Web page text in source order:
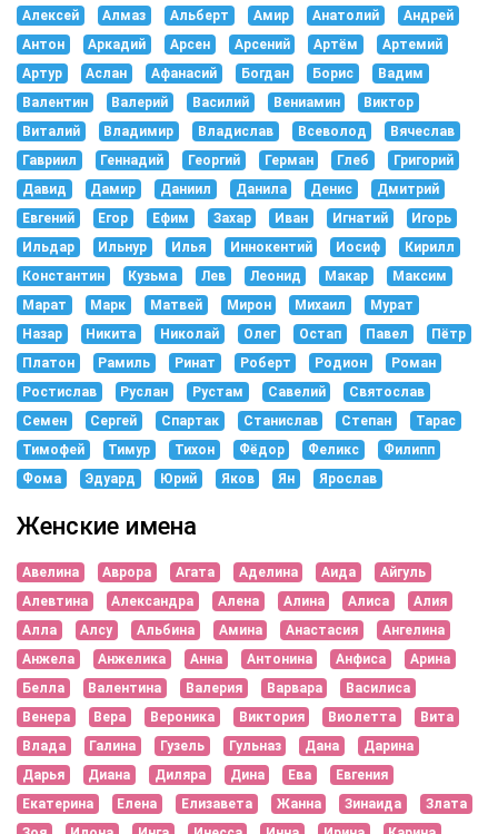
Алексей
Алмаз Альберт Амир Анатолий
Андрей
Антон
Аркадий Арсен Арсений Артём
Артемий
Артур
Аслан Афанасий Богдан Борис
Вадим
Валентин
Валерий Василий Вениамин
Виктор
Виталий
Владимир Владислав Всеволод
Вячеслав
Гавриил
Геннадий Георгий Герман Глеб
Григорий
Давид
Дамир Даниил Данила Денис
Дмитрий
Евгений
Егор Ефим Захар Иван Игнатий
Игорь
Ильдар
Ильнур Илья Иннокентий Иосиф
Кирилл
Константин
Кузьма Лев Леонид Макар
Максим
Марат
Марк Матвей Мирон Михаил
Мурат
Назар
Никита Николай Олег Остап Павел
Пётр
Платон
Рамиль Ринат Роберт Родион
Роман
Ростислав
Руслан Рустам Савелий
Святослав
Семен
Сергей Спартак Станислав Степан
Тарас
Тимофей
Тимур Тихон Фёдор Феликс
Филипп
Фома
Эдуард Юрий Яков Ян Ярослав
Женские имена
Авелина Аврора Агата Аделина Аида
Айгуль
Алевтина
Александра Алена Алина Алиса
Алия
Алла
Алсу Альбина Амина Анастасия
Ангелина
Анжела
Анжелика Анна Антонина Анфиса
Арина
Белла
Валентина Валерия Варвара
Василиса
Венера
Вера Вероника Виктория Виолетта
Вита
Влада
Галина Гузель Гульназ Дана
Дарина
Дарья
Диана Диляра Дина Ева
Евгения
Екатерина
Елена Елизавета Жанна Зинаида
Злата